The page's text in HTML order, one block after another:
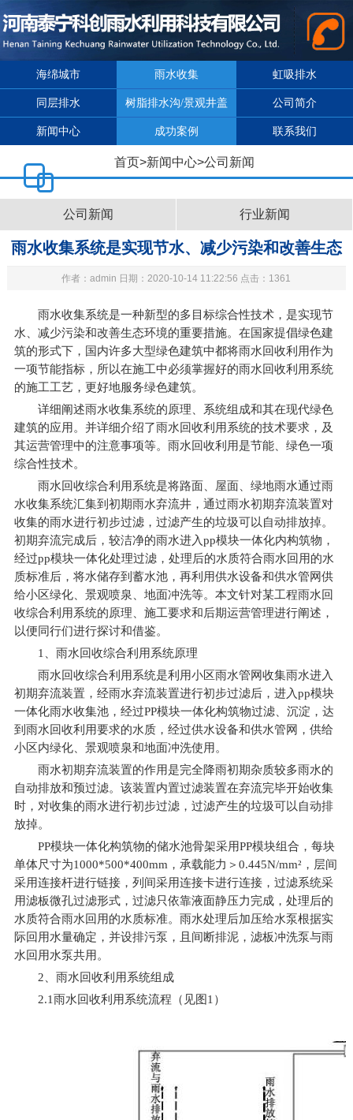
海绵城市 雨水收集 虹吸排水
同层排水 树脂排水沟/景观井盖 公司简介
新闻中心 成功案例 联系我们
首页>新闻中心>公司新闻
公司新闻 行业新闻
雨水收集系统是实现节水、减少污染和改善生态
环境的重要措施
作者：admin 日期：2020-10-14 11:22:56 点击：1361
雨水收集系统是一种新型的多目标综合性技术，是实现节
水、减少污染和改善生态环境的重要措施。在国家提倡绿色建
筑的形式下，国内许多大型绿色建筑中都将雨水回收利用作为
一项节能指标，所以在施工中必须掌握好的雨水回收利用系统
的施工工艺，更好地服务绿色建筑。
详细阐述雨水收集系统的原理、系统组成和其在现代绿色
建筑的应用。并详细介绍了雨水回收利用系统的技术要求，及
其运营管理中的注意事项等。雨水回收利用是节能、绿色一项
综合性技术。
雨水回收综合利用系统是将路面、屋面、绿地雨水通过雨
水收集系统汇集到初期雨水弃流井，通过雨水初期弃流装置对
收集的雨水进行初步过滤，过滤产生的垃圾可以自动排放掉。
初期弃流完成后，较洁净的雨水进入pp模块一体化内构筑物，
经过pp模块一体化处理过滤，处理后的水质符合雨水回用的水
质标准后，将水储存到蓄水池，再利用供水设备和供水管网供
给小区绿化、景观喷泉、地面冲洗等。本文针对某工程雨水回
收综合利用系统的原理、施工要求和后期运营管理进行阐述，
以便同行们进行探讨和借鉴。
1
、雨水回收综合利用系统原理
雨水回收综合利用系统是利用小区雨水管网收集雨水进入
初期弃流装置，经雨水弃流装置进行初步过滤后，进入pp模块
一体化雨水收集池，经过PP模块一体化构筑物过滤、沉淀，达
到雨水回收利用要求的水质，经过供水设备和供水管网，供给
小区内绿化、景观喷泉和地面冲洗使用。
雨水初期弃流装置的作用是完全降雨初期杂质较多雨水的
自动排放和预过滤。该装置内置过滤装置在弃流完毕开始收集
时，对收集的雨水进行初步过滤，过滤产生的垃圾可以自动排
放掉。
PP模块一体化构筑物的储水池骨架采用PP模块组合，每块
单体尺寸为1000*500*400mm，承载能力＞0.445N/mm²，层间
采用连接杆进行链接，列间采用连接卡进行连接，过滤系统采
用滤板微孔过滤形式，过滤只依靠液面静压力完成，处理后的
水质符合雨水回用的水质标准。雨水处理后加压给水泵根据实
际回用水量确定，并设排污泵，且间断排泥，滤板冲洗泵与雨
水回用水泵共用。
2 、雨水回收利用系统组成
2.1雨水回收利用系统流程（见图1）